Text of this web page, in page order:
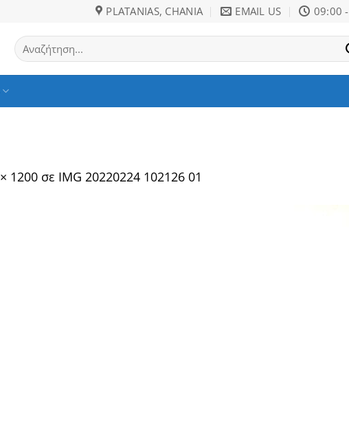
PLATANIAS, CHANIA EMAIL US 09:00
Αναζήτηση
για:
1200 σε IMG 20220224 102126 01